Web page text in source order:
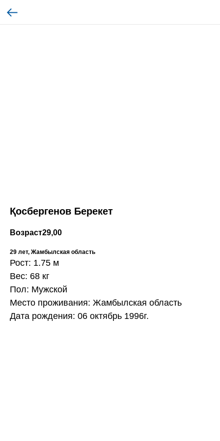
Қосбергенов Берекет
Возраст29,00
29 лет, Жамбылская область
Рост: 1.75 м
Вес: 68 кг
Пол: Мужской
Место проживания: Жамбылская область
Дата рождения: 06 октябрь 1996г.